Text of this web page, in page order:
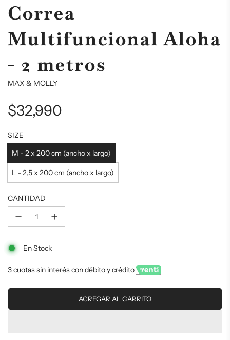
Correa
Multifuncional Aloha
- 2 metros
MAX & MOLLY
Precio
de
oferta
Precio
regular
$32,990
SIZE
M - 2 x 200 cm (ancho x largo)
L - 2,5 x 200 cm (ancho x largo)
CANTIDAD
En Stock
3 cuotas sin interés con débito y crédito
C
AGREGAR AL CARRITO